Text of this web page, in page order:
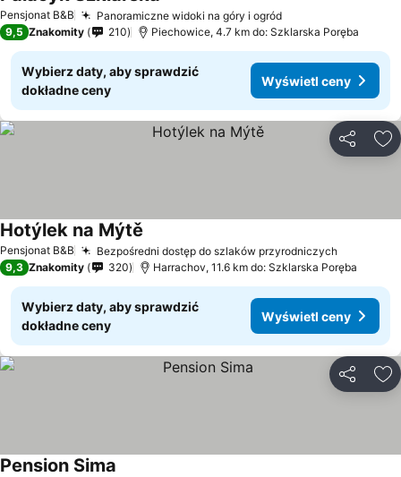
Pensjonat B&B Panoramiczne widoki na góry i ogród
9,5 Znakomity 210 Piechowice, 4.7 km do: Szklarska Poręba
Wybierz daty, aby sprawdzić
dokładne ceny
Wyświetl ceny
Pensjonat B&B Bezpośredni dostęp do szlaków przyrodniczych
Hotýlek na Mýtě
9,3 Znakomity 320 Harrachov, 11.6 km do: Szklarska Poręba
Wybierz daty, aby sprawdzić
dokładne ceny
Wyświetl ceny
Pension Sima